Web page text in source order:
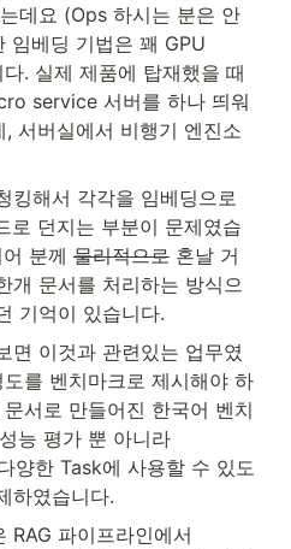
데요 (Ops 하시는 분은 안
임베딩 기법은 꽤 GPU
. 실제 제품에 탑재했을 때
service 서버를 하나 띄워
서버실에서 비행기 엔진소
킹해서 각각을 임베딩으로
로 던지는 부분이 문제였습
분께 물리적으로 혼날 거
개 문서를 처리하는 방식으
기억이 있습니다.
면 이것과 관련있는 업무였
를 벤치마크로 제시해야 하
서로 만들어진 한국어 벤치
능 평가 뿐 아니라
양한 Task에 사용할 수 있도
하였습니다.
RAG 파이프라인에서